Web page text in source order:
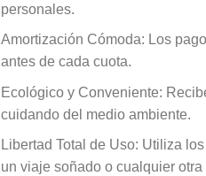
personales.
Amortización Cómoda: Los
antes de cada cuota.
Ecológico y Conveniente:
cuidando del medio ambiente.
Libertad Total de Uso: Utiliza
un viaje soñado o cualquier